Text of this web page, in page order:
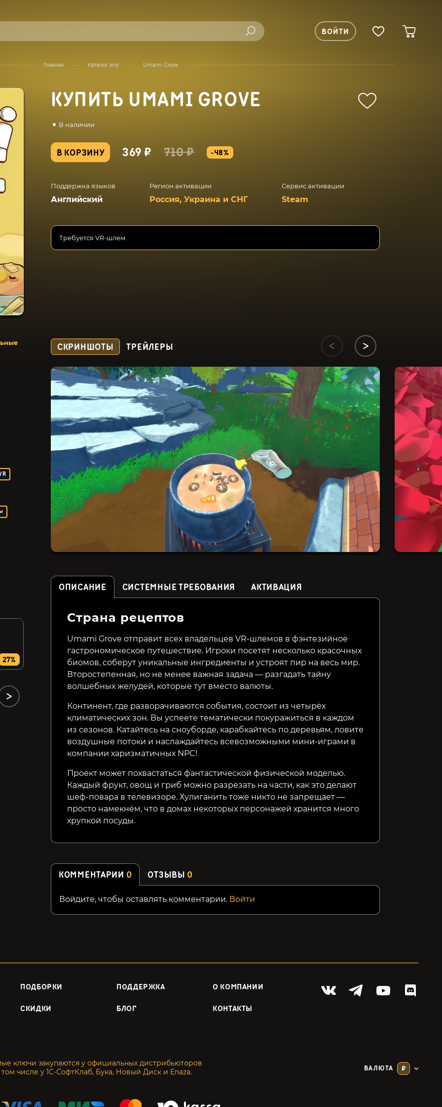
ВОЙТИ
Главная Каталог игр Umami Grove
КУПИТЬ UMAMI GROVE
В наличии
В КОРЗИНУ 369 ₽ 710 ₽ -48%
Поддержка языков
Английский
Регион активации
Россия, Украина и СНГ
Сервис активации
Steam
Требуется VR-шлем.
СКРИНШОТЫ ТРЕЙЛЕРЫ
27%
Claire's Cruisin' Cafe
47% 99₽ 50% 799₽ 9%
Simulator
499₽
ОПИСАНИЕ СИСТЕМНЫЕ ТРЕБОВАНИЯ АКТИВАЦИЯ
Страна рецептов
Umami Grove отправит всех владельцев VR-шлемов в фэнтезийное
гастрономическое путешествие. Игроки посетят несколько красочных
биомов, соберут уникальные ингредиенты и устроят пир на весь мир.
Второстепенная, но не менее важная задача — разгадать тайну
волшебных желудей, которые тут вместо валюты.
Континент, где разворачиваются события, состоит из четырёх
климатических зон. Вы успеете тематически покуражиться в каждом
из сезонов. Катайтесь на сноуборде, карабкайтесь по деревьям, ловите
воздушные потоки и наслаждайтесь всевозможными мини-играми в
компании харизматичных NPC!
Проект может похвастаться фантастической физической моделью.
Каждый фрукт, овощ и гриб можно разрезать на части, как это делают
шеф-повара в телевизоре. Хулиганить тоже никто не запрещает —
просто намекнём, что в домах некоторых персонажей хранится много
хрупкой посуды.
КОММЕНТАРИИ 0 ОТЗЫВЫ 0
Войдите, чтобы оставлять комментарии. Войти
ПОДБОРКИ ПОДДЕРЖКА О КОМПАНИИ
СКИДКИ БЛОГ КОНТАКТЫ
ключи закупаются у официальных дистрибьюторов
числе у 1С-СофтКлаб, Бука, Новый Диск и Enaza.
ВАЛЮТА ₽